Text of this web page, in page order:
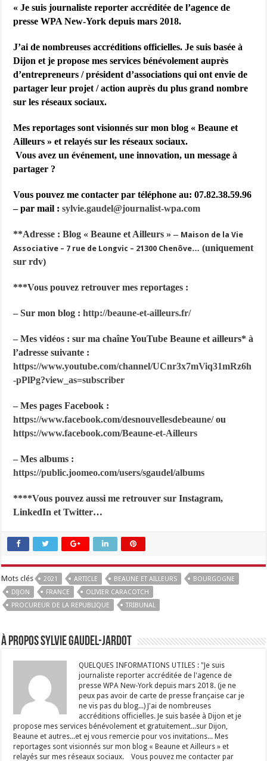
« Je suis journaliste reporter accréditée de l’agence de
presse WPA New-York depuis mars 2018.
J’ai de nombreuses accréditions officielles. Je suis basée à
Dijon et je propose mes services bénévolement auprès
d’entrepreneurs / président d’associations qui ont envie de
partager leur projet / action auprès du plus grand nombre
sur les réseaux sociaux.
Mes reportages sont visionnés sur mon blog « Beaune et
Ailleurs » et relayés sur les réseaux sociaux.
Vous avez un événement, une innovation, un message à
partager ?
Vous pouvez me contacter par téléphone au: 07.82.38.59.96
– par mail :sylvie.gaudel@journalist-wpa.com
**Adresse : Blog « Beaune et Ailleurs » – Maison de la Vie
Associative – 7 rue de Longvic – 21300 Chenôve… (uniquement
sur rdv)
***Vous pouvez retrouver mes reportages :
– Sur mon blog :http://beaune-et-ailleurs.fr/
– Mes vidéos : sur ma chaîne YouTube Beaune et ailleurs* à
l’adresse suivante :
https://www.youtube.com/channel/UCnr3x7mViq31mRz6h
-pPlPg?view_as=subscriber
– Mes pages Facebook :
https://www.facebook.com/desnouvellesdebeaune/ou
https://www.facebook.com/Beaune-et-Ailleurs
– Mes albums :
https://public.joomeo.com/users/sgaudel/albums
****Vous pouvez aussi me retrouver sur Instagram,
LinkedIn et Twitter…
Mots clés 2021 ARTICLE BEAUNE ET AILLEURS
BOURGOGNE
DIJON
FRANCE
OLIVIER CARACOTCH
PROCUREUR DE LA REPUBLIQUE
TRIBUNAL
À propos Sylvie GAUDEL-JARDOT
QUELQUES INFORMATIONS UTILES : "Je suis
journaliste reporter accréditée de l'agence de
presse WPA New-York depuis mars 2018. (je ne
peux pas avoir de carte de presse française car je
ne vis pas du blog...) J'ai de nombreuses
accréditions officielles. Je suis basée à Dijon et je
propose mes services bénévolement et gratuitement...sur Dijon,
Beaune et autres...et ej vous remercie pour vos invitations... Mes
reportages sont visionnés sur mon blog « Beaune et Ailleurs » et
relayés sur mes réseaux sociaux. Vous pouvez me contacter par